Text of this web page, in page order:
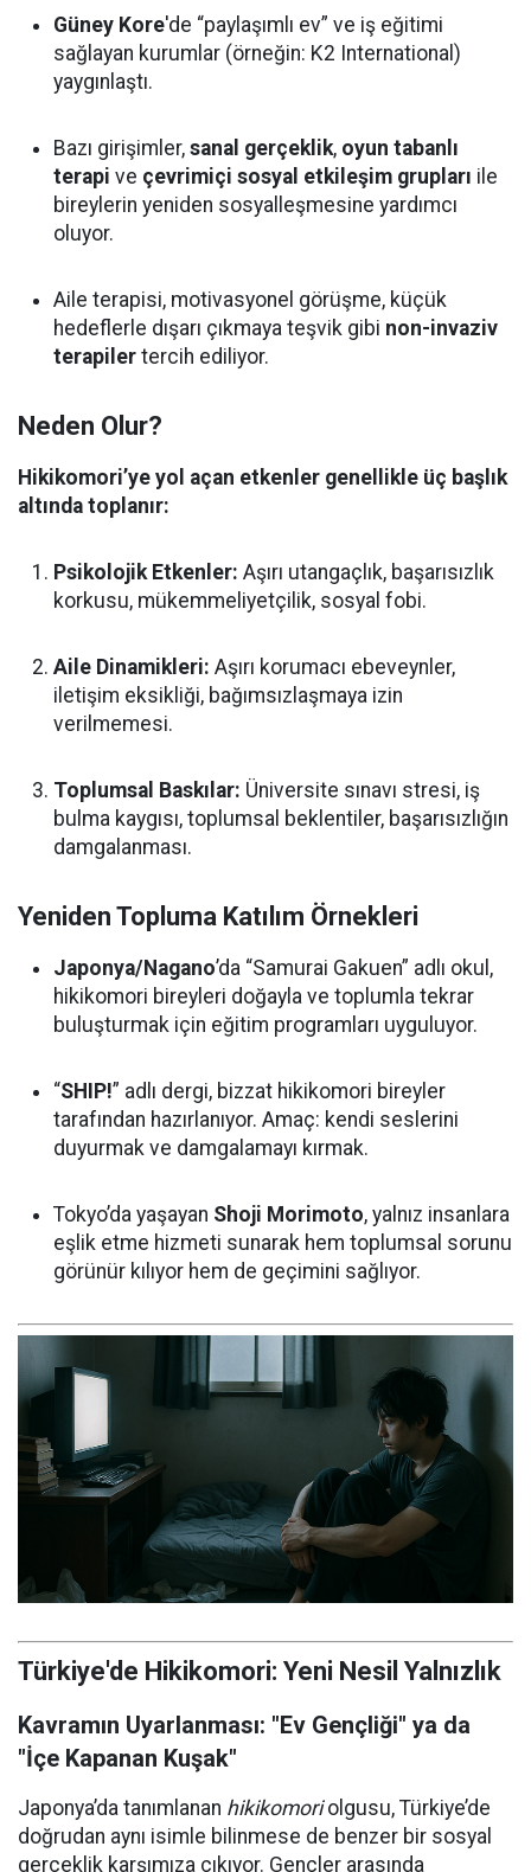
Güney Kore'de “paylaşımlı ev” ve iş eğitimi
sağlayan kurumlar (örneğin: K2 International)
yaygınlaştı.
Bazı girişimler, sanal gerçeklik, oyun tabanlı
terapi ve çevrimiçi sosyal etkileşim grupları ile
bireylerin yeniden sosyalleşmesine yardımcı
oluyor.
Aile terapisi, motivasyonel görüşme, küçük
hedeflerle dışarı çıkmaya teşvik gibi non-invaziv
terapiler tercih ediliyor.
Neden Olur?
Hikikomori’ye yol açan etkenler genellikle üç başlık
altında toplanır:
Psikolojik Etkenler: Aşırı utangaçlık, başarısızlık
korkusu, mükemmeliyetçilik, sosyal fobi.
Aile Dinamikleri: Aşırı korumacı ebeveynler,
iletişim eksikliği, bağımsızlaşmaya izin
verilmemesi.
Toplumsal Baskılar: Üniversite sınavı stresi, iş
bulma kaygısı, toplumsal beklentiler, başarısızlığın
damgalanması.
Yeniden Topluma Katılım Örnekleri
Japonya/Nagano’da “Samurai Gakuen” adlı okul,
hikikomori bireyleri doğayla ve toplumla tekrar
buluşturmak için eğitim programları uyguluyor.
“SHIP!” adlı dergi, bizzat hikikomori bireyler
tarafından hazırlanıyor. Amaç: kendi seslerini
duyurmak ve damgalamayı kırmak.
Tokyo’da yaşayan Shoji Morimoto, yalnız insanlara
eşlik etme hizmeti sunarak hem toplumsal sorunu
görünür kılıyor hem de geçimini sağlıyor.
Türkiye'de Hikikomori: Yeni Nesil Yalnızlık
Kavramın Uyarlanması: "Ev Gençliği" ya da
"İçe Kapanan Kuşak"
Japonya’da tanımlanan hikikomoriolgusu, Türkiye’de
doğrudan aynı isimle bilinmese de benzer bir sosyal
gerçeklik karşımıza çıkıyor. Gençler arasında